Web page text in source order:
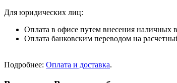
Для юридических лиц:
Оплата в офисе путем внесения наличных
Оплата банковским переводом на
Подробнее: Оплата и доставка.